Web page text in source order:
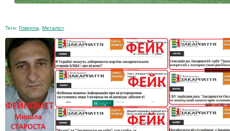
Теги: Говерла Металіст